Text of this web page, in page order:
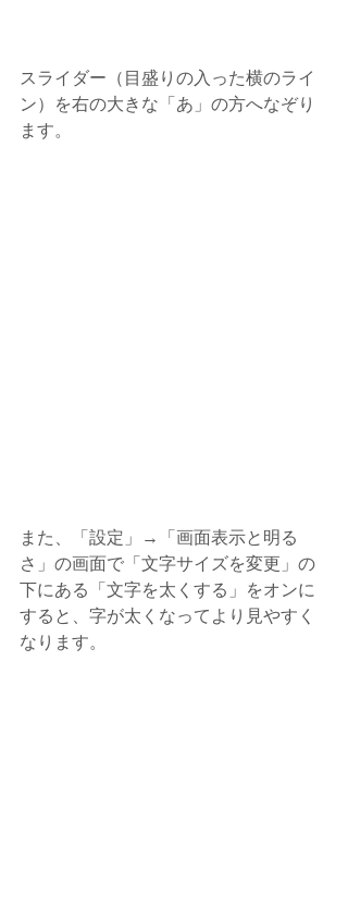
スライダー（目盛りの入った横のライ
ン）を右の大きな「あ」の方へなぞり
ます。
また、「設定」→「画面表示と明る
さ」の画面で「文字サイズを変更」の
下にある「文字を太くする」をオンに
すると、字が太くなってより見やすく
なります。